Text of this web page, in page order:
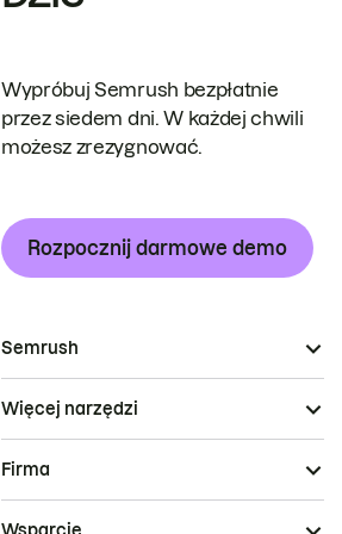
Wypróbuj Semrush bezpłatnie
przez siedem dni. W każdej chwili
możesz zrezygnować.
Rozpocznij darmowe demo
Semrush
Więcej narzędzi
Firma